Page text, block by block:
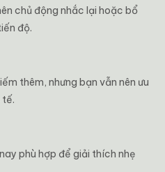
chủ động nhắc lại hoặc bổ
độ.
thêm, nhưng bạn vẫn nên ưu
tế.
phù hợp để giải thích nhẹ